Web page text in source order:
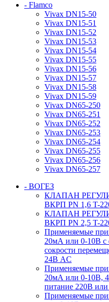
- Flamco
Vivax DN15-50
Vivax DN15-51
Vivax DN15-52
Vivax DN15-53
Vivax DN15-54
Vivax DN15-55
Vivax DN15-56
Vivax DN15-57
Vivax DN15-58
Vivax DN15-59
Vivax DN65-250
Vivax DN65-251
Vivax DN65-252
Vivax DN65-253
Vivax DN65-254
Vivax DN65-255
Vivax DN65-256
Vivax DN65-257
- ВОГЕЗ
КЛАПАН
ВКРП PN 1,6 T-
КЛАПАН
ВКРП PN 2,5 T-
Применяемые
20мА или 0-10В с
сокрости
24В AC
Применяемые
20мА или 0-10В,
питание 220В
Применяемые